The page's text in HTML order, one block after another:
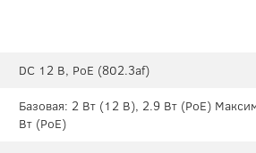
DC 12 В, PoE (802.3af)
Базовая: 2 Вт (12 В), 2.9 Вт (PoE)
Вт (PoE)